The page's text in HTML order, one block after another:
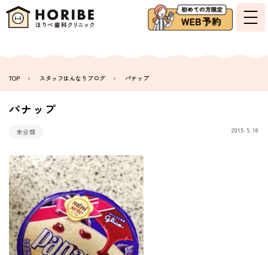
TOP スタッフはんなりブログ パナップ
パナップ
未分類 2015.5.18